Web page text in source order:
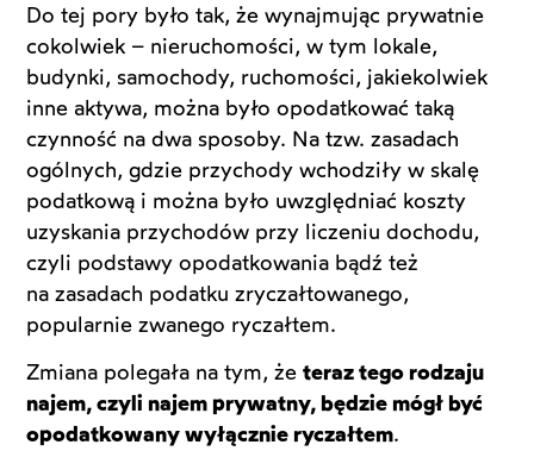
Do tej pory było tak, że wynajmując prywatnie
cokolwiek – nieruchomości, w tym lokale,
budynki, samochody, ruchomości, jakiekolwiek
inne aktywa, można było opodatkować taką
czynność na dwa sposoby. Na tzw. zasadach
ogólnych, gdzie przychody wchodziły w skalę
podatkową i można było uwzględniać koszty
uzyskania przychodów przy liczeniu dochodu,
czyli podstawy opodatkowania bądź też
na zasadach podatku zryczałtowanego,
popularnie zwanego ryczałtem.
Zmiana polegała na tym, żeteraz tego rodzaju
najem, czyli najem prywatny, będzie mógł być
opodatkowany wyłącznie ryczałtem.